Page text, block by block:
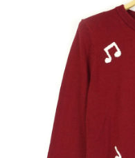
每筆NT$60，滿NT$1,000(
付款後7-11取貨
每筆NT$60，滿NT$1,000(